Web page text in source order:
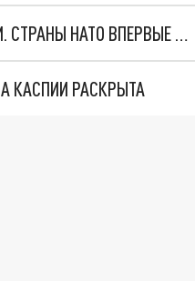
"ОЧЕНЬ ПЛОХИЕ НОВОСТИ": БОЛЬШАЯ ОШИБКА PALANTIR В РОССИИ. СТРАНЫ НАТО ВПЕРВЫЕ ЗА СВО ОСТАНОВИЛИ ПОСТАВКИ ОРУЖИЯ. ВСУ ТЕРЯЮТ ПРИГРАНИЧЬЕ?
КАСПИИ РАСКРЫТА